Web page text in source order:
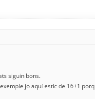
siguin bons.
jo aquí estic de 16+1